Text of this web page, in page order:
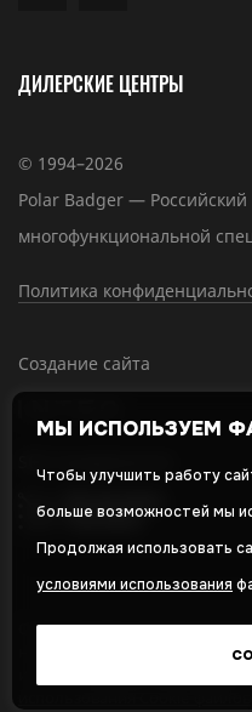
ДИЛЕРСКИЕ ЦЕНТРЫ
© 1994–2026
Polar Badger —
многофункциональной
Политика
Создание сайта
Оставляя свои личные
политикой в
МЫ ИСПОЛЬЗУЕМ
Чтобы улучшить работу
больше возможностей мы
Продолжая использовать
условиями использования